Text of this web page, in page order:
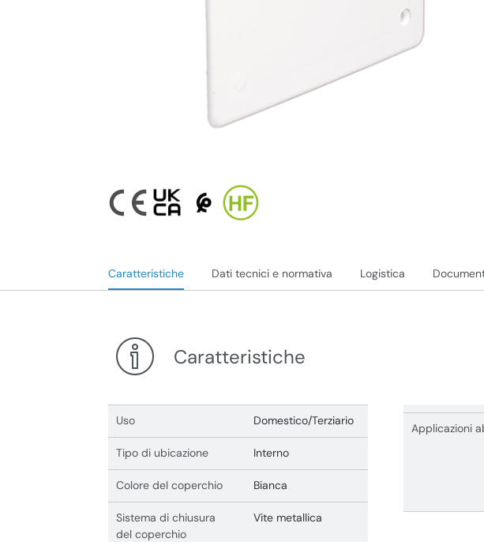
Caratteristiche Dati tecnici e normativa Logistica
Caratteristiche
Uso Domestico/Terziario
Tipo di ubicazione Interno
Colore del coperchio Bianca
Sistema di chiusura
del coperchio
Vite metallica
Applicazioni